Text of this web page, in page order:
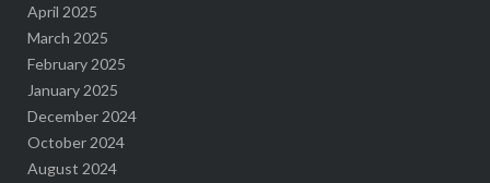
April 2025
March 2025
February 2025
January 2025
December 2024
October 2024
August 2024